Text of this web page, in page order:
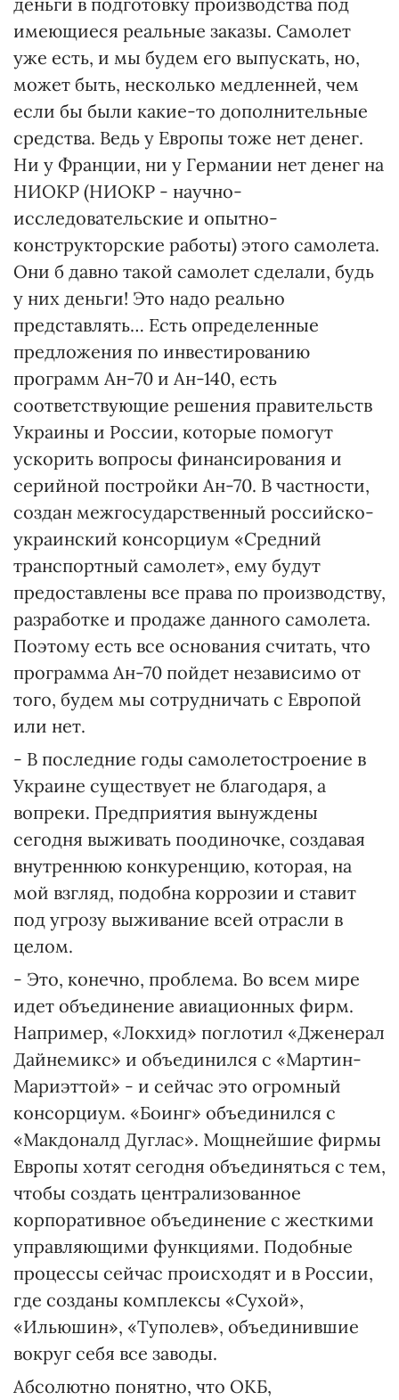
имеющиеся реальные заказы. Самолет
уже есть, и мы будем его выпускать, но,
может быть, несколько медленней, чем
если бы были какие-то дополнительные
средства. Ведь у Европы тоже нет денег.
Ни у Франции, ни у Германии нет денег на
НИОКР (НИОКР - научно-
исследовательские и опытно-
конструкторские работы) этого самолета.
Они б давно такой самолет сделали, будь
у них деньги! Это надо реально
представлять… Есть определенные
предложения по инвестированию
программ Ан-70 и Ан-140, есть
соответствующие решения правительств
Украины и России, которые помогут
ускорить вопросы финансирования и
серийной постройки Ан-70. В частности,
создан межгосударственный российско-
украинский консорциум «Средний
транспортный самолет», ему будут
предоставлены все права по производству,
разработке и продаже данного самолета.
Поэтому есть все основания считать, что
программа Ан-70 пойдет независимо от
того, будем мы сотрудничать с Европой
или нет.
- В последние годы самолетостроение в
Украине существует не благодаря, а
вопреки. Предприятия вынуждены
сегодня выживать поодиночке, создавая
внутреннюю конкуренцию, которая, на
мой взгляд, подобна коррозии и ставит
под угрозу выживание всей отрасли в
целом.
- Это, конечно, проблема. Во всем мире
идет объединение авиационных фирм.
Например, «Локхид» поглотил «Дженерал
Дайнемикс» и объединился с «Мартин-
Мариэттой» - и сейчас это огромный
консорциум. «Боинг» объединился с
«Макдоналд Дуглас». Мощнейшие фирмы
Европы хотят сегодня объединяться с тем,
чтобы создать централизованное
корпоративное объединение с жесткими
управляющими функциями. Подобные
процессы сейчас происходят и в России,
где созданы комплексы «Сухой»,
«Ильюшин», «Туполев», объединившие
вокруг себя все заводы.
Абсолютно понятно, что ОКБ,